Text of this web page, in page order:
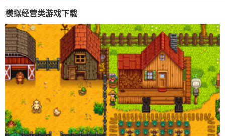
模拟经营类游戏下载